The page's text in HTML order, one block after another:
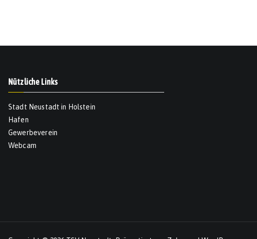
Nützliche Links
Stadt Neustadt in Holstein
Hafen
Gewerbeverein
Webcam